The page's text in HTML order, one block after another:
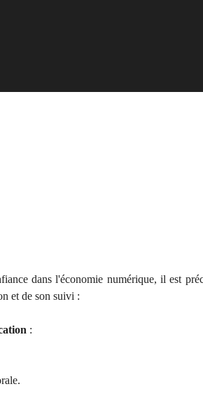
dans l'économie numérique, il est
et de son suivi :
: